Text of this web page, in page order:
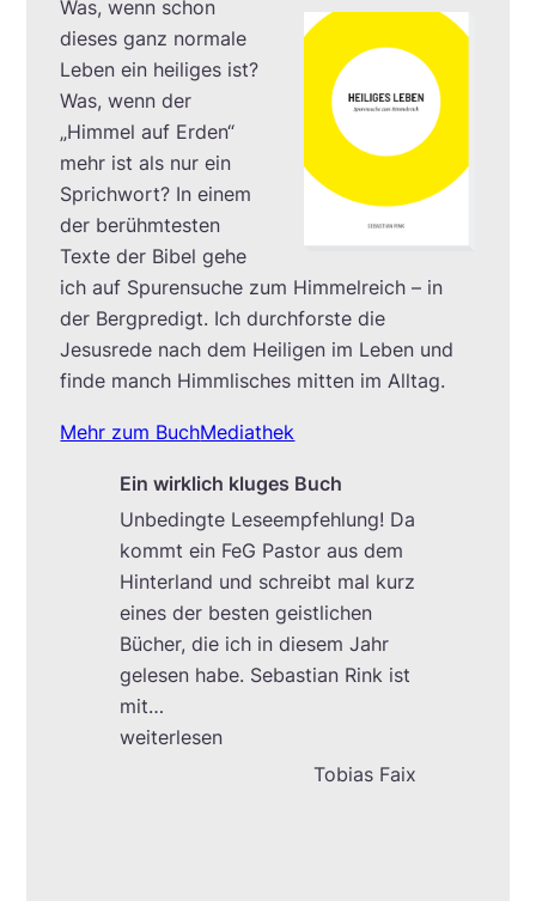
Was, wenn schon
dieses ganz normale
Leben ein heiliges ist?
Was, wenn der
„Himmel auf Erden“
mehr ist als nur ein
Sprichwort? In einem
der berühmtesten
Texte der Bibel gehe
ich auf Spurensuche zum Himmelreich – in
der Bergpredigt. Ich durchforste die
Jesusrede nach dem Heiligen im Leben und
finde manch Himmlisches mitten im Alltag.
Mehr zum BuchMediathek
Ein wirklich kluges Buch
Unbedingte Leseempfehlung! Da
kommt ein FeG Pastor aus dem
Hinterland und schreibt mal kurz
eines der besten geistlichen
Bücher, die ich in diesem Jahr
gelesen habe. Sebastian Rink ist
mit…
weiterlesen„Ein wirklich kluges Buch“
Tobias Faix